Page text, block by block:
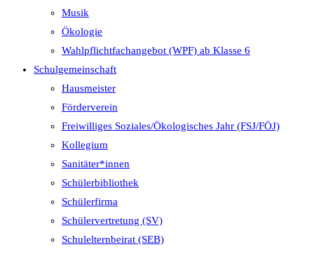
Musik
Ökologie
Wahlpflichtfachangebot (WPF) ab Klasse 6
Schulgemeinschaft
Hausmeister
Förderverein
Freiwilliges Soziales/Ökologisches Jahr (FSJ/FÖJ)
Kollegium
Sanitäter*innen
Schülerbibliothek
Schülerfirma
Schülervertretung (SV)
Schulelternbeirat (SEB)